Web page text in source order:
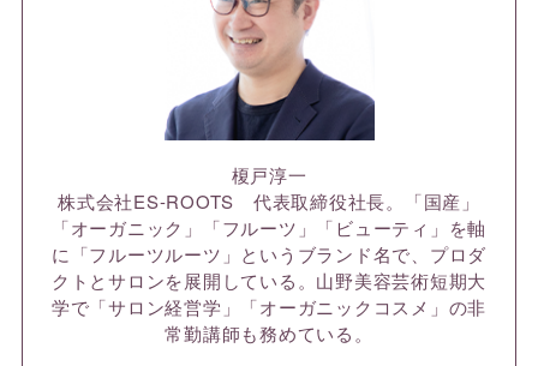
榎戸淳一
株式会社ES-ROOTS 代表取締役社長。「国産」
「オーガニック」「フルーツ」「ビューティ」を軸
に「フルーツルーツ」というブランド名で、プロダ
クトとサロンを展開している。山野美容芸術短期大
学で「サロン経営学」「オーガニックコスメ」の非
常勤講師も務めている。